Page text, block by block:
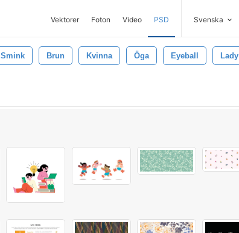
Vektorer Foton Video PSD Svenska
Smink Brun Kvinna Öga Eyeball Lady